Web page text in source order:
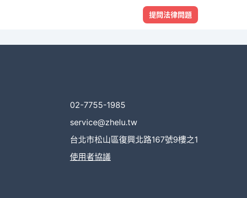
提問法律問題
02-7755-1985
service@zhelu.tw
台北市松山區復興北路167號9樓之1
使用者協議